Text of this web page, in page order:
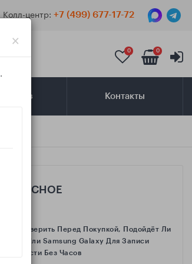
Колл-центр: +7 (499) 677-17-72
0 0
Контакты
Как Проверить Перед Покупкой, Подойдёт Ли
IPhone Или Samsung Galaxy Для Записи
Активности Без Часов
×
.